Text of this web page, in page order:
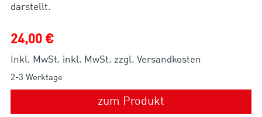
darstellt.
24,00 €
Inkl. MwSt. inkl. MwSt. zzgl. Versandkosten
2-3 Werktage
zum Produkt